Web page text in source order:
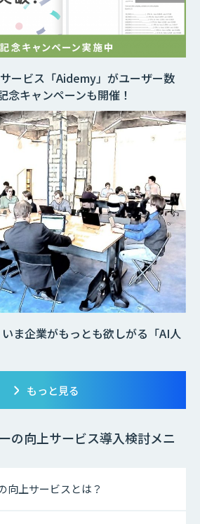
ま企業がもっとも欲しがる「AI人
ービス「Aidemy」がユーザー数
念キャンペーンも開催！
もっと見る
の向上サービス導入検討メニ
向上サービスとは？